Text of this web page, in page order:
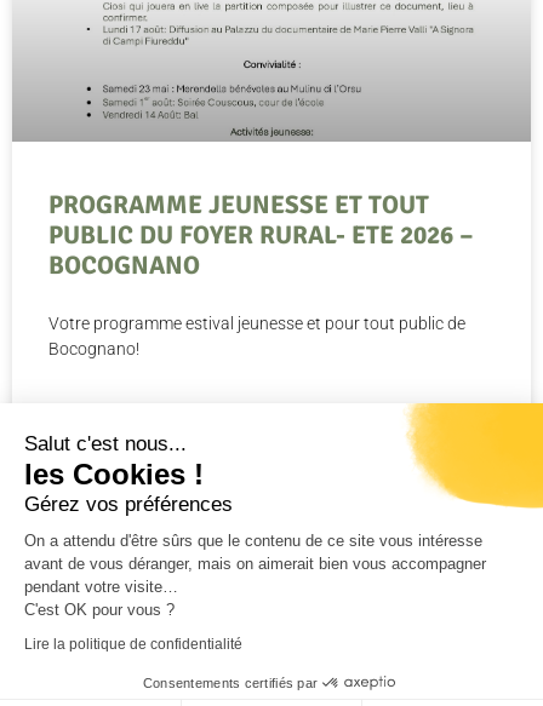
Salut c'est nous...
les Cookies !
Gérez vos préférences
On a attendu d'être sûrs que le contenu de ce site vous intéresse
avant de vous déranger, mais on aimerait bien vous accompagner
pendant votre visite…
C'est OK pour vous ?
Lire la politique de confidentialité
Consentements certifiés par
PROGRAMME JEUNESSE ET TOUT
PUBLIC DU FOYER RURAL- ETE 2026 –
BOCOGNANO
Votre programme estival jeunesse et pour tout public de
Bocognano!
24 juillet 2026
RÉALISATION CORSICAWEB |